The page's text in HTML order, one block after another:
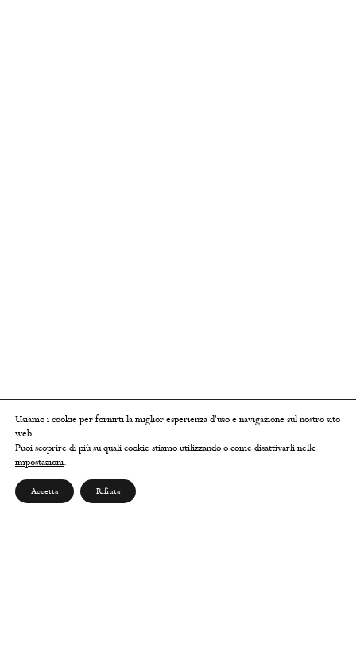
Usiamo i cookie per fornirti la miglior esperienza d'uso e navigazione sul nostro sito
web.
Puoi scoprire di più su quali cookie stiamo utilizzando o come disattivarli nelle
impostazioni.
Accetta Rifiuta